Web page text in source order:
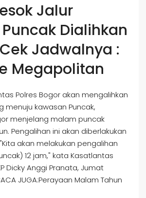
Jalur
Dialihkan
Jadwalnya :
Megapolitan
Polres Bogor akan mengalihkan
menuju kawasan Puncak,
menjelang malam puncak
Pengalihan ini akan diberlakukan
akan melakukan pengalihan
12 jam," kata Kasatlantas
Dicky Anggi Pranata, Jumat
JUGA:Perayaan Malam Tahun